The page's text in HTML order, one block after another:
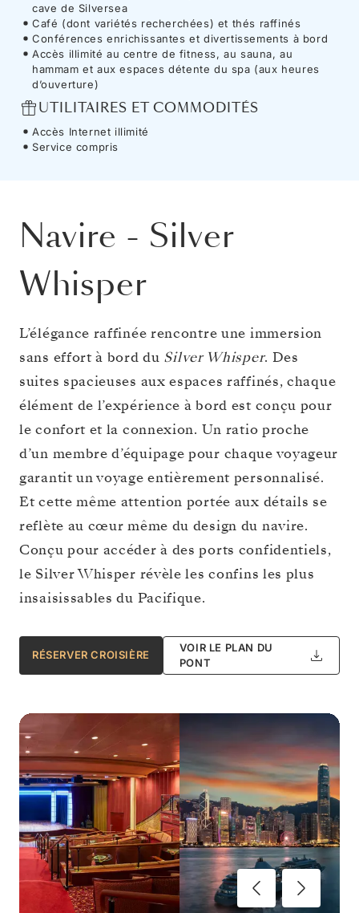
cave de Silversea
Café (dont variétés recherchées) et thés raffinés
Conférences enrichissantes et divertissements à bord
Accès illimité au centre de fitness, au sauna, au
hammam et aux espaces détente du spa (aux heures
d’ouverture)
UTILITAIRES ET COMMODITÉS
Accès Internet illimité
Service compris
Navire - Silver
Whisper
L’élégance raffinée rencontre une immersion
sans effort à bord du Silver Whisper. Des
suites spacieuses aux espaces raffinés, chaque
élément de l’expérience à bord est conçu pour
le confort et la connexion. Un ratio proche
d’un membre d’équipage pour chaque voyageur
garantit un voyage entièrement personnalisé.
Et cette même attention portée aux détails se
reflète au cœur même du design du navire.
Conçu pour accéder à des ports confidentiels,
le Silver Whisper révèle les confins les plus
insaisissables du Pacifique.
RÉSERVER CROISIÈRE
VOIR LE PLAN DU
PONT